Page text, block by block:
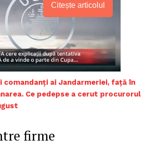
Citește articolul
comandanți ai Jandarmeriei, față în
Ce pedepse a cerut procurorul
firme